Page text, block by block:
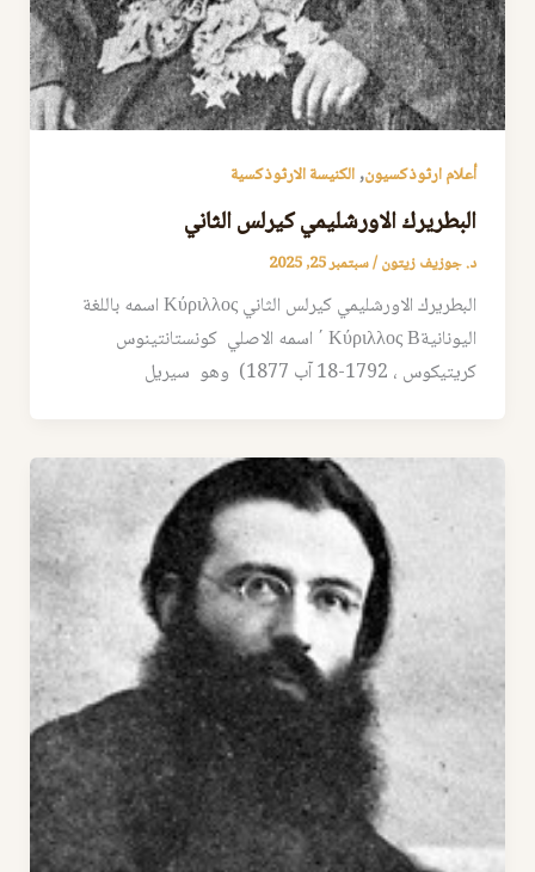
أعلام ارثوذكسيون,الكنيسة الارثوذكسية
البطريرك الاورشليمي كيرلس الثاني
د. جوزيف زيتون/سبتمبر 25, 2025
البطريرك الاورشليمي كيرلس الثاني Κύριλλος اسمه باللغة
اليونانيةΚύριλλος Β ΄ اسمه الاصلي كونستانتينوس
كريتيكوس ، 1792-18 آب 1877) وهو سيريل